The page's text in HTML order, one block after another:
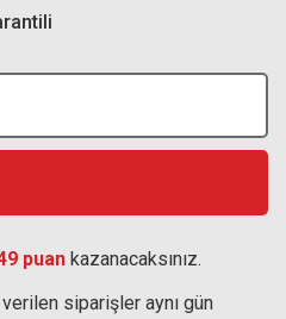
puan kazanacaksınız.
siparişler aynı gün